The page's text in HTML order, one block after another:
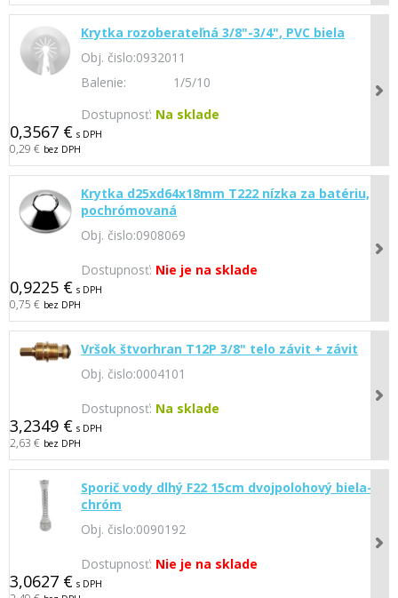
Krytka rozoberateľná 3/8"-3/4", PVC biela
Obj. čislo:0932011
Balenie:
1/5/10
Dostupnosť: Na sklade
0,3567 € s DPH
0,29 € bez DPH
Krytka d25xd64x18mm T222 nízka za batériu,
pochrómovaná
Obj. čislo:0908069
Dostupnosť: Nie je na sklade
0,9225 € s DPH
0,75 € bez DPH
Vršok štvorhran T12P 3/8" telo závit + závit
Obj. čislo:0004101
Dostupnosť: Na sklade
3,2349 € s DPH
2,63 € bez DPH
Sporič vody dlhý F22 15cm dvojpolohový biela-
chróm
Obj. čislo:0090192
Dostupnosť: Nie je na sklade
3,0627 € s DPH